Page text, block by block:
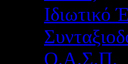
Ιδιωτικό
Ο.Α.Σ.Π.